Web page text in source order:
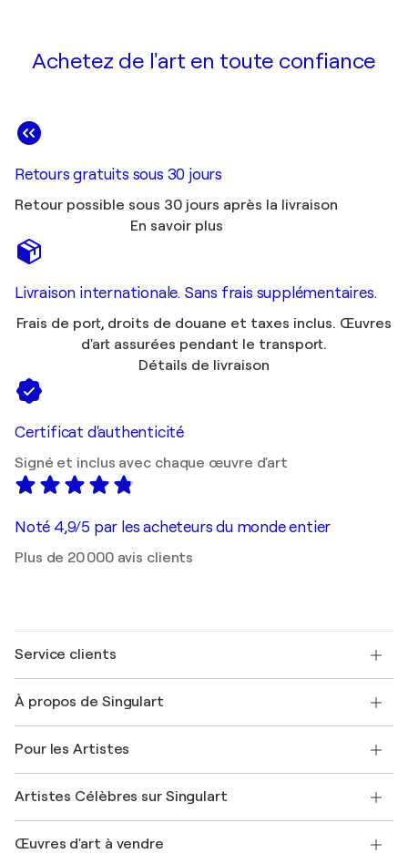
Achetez de l'art en toute confiance
Retours gratuits sous 30 jours
Retour possible sous 30 jours après la livraison
En savoir plus
Livraison internationale. Sans frais supplémentaires.
Frais de port, droits de douane et taxes inclus. Œuvres
d'art assurées pendant le transport.
Détails de livraison
Certificat d'authenticité
Signé et inclus avec chaque œuvre d'art
Noté 4,9/5 par les acheteurs du monde entier
Plus de 20 000 avis clients
Service clients
Expédition
Offrir une carte cadeau
Rejoignez notre programme commercial
Mon compte
+33 1 76 44 06 42
À propos de Singulart
FAQ
Magazine Singulart
Emplois
Découvrez une sélection d'art original
Pour les Artistes
Se connecter en tant qu'Artiste
Artistes Célèbres sur Singulart
Marc Chagall
Œuvres d'art à vendre